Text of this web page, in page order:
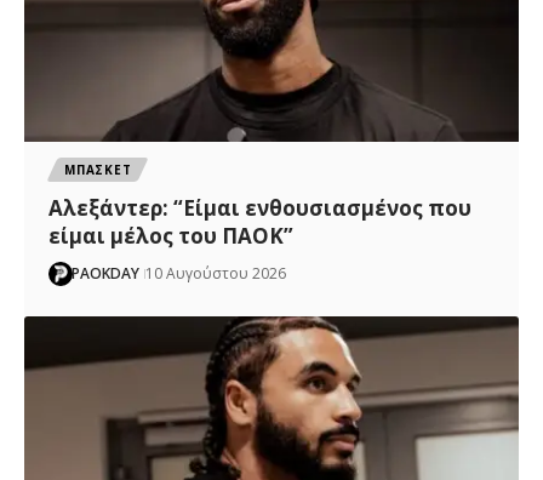
ΜΠΑΣΚΕΤ
Αλεξάντερ: “Είμαι ενθουσιασμένος που
είμαι μέλος του ΠΑΟΚ”
PAOKDAY 10 Αυγούστου 2026